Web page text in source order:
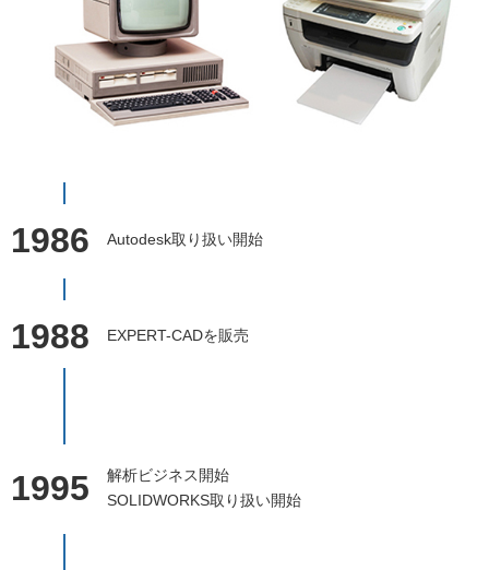
1986 Autodesk取り扱い開始
1988 EXPERT-CADを販売
1995
解析ビジネス開始
SOLIDWORKS取り扱い開始